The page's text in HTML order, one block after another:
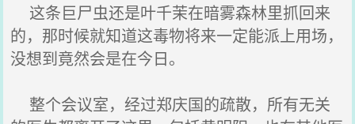
这条巨尸虫还是叶千茉在暗雾森林里抓回来
的，那时候就知道这毒物将来一定能派上用场，
没想到竟然会是在今日。
整个会议室，经过郑庆国的疏散，所有无关